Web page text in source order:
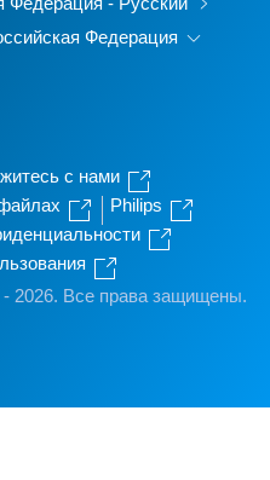
Федерация
с нами
Philips
2026. Все права защищены.